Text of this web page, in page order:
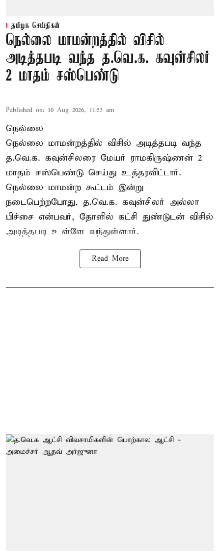
தமிழக செய்திகள்
நெல்லை மாமன்றத்தில் விசில்
அடித்தபடி வந்த த.வெ.க. கவுன்சிலர்
2 மாதம் சஸ்பெண்டு
Published on: 10 Aug 2026, 11:53 am
நெல்லை
நெல்லை மாமன்றத்தில் விசில் அடித்தபடி வந்த
த.வெ.க. கவுன்சிலரை மேயர் ராமகிருஷ்ணன் 2
மாதம் சஸ்பெண்டு செய்து உத்தரவிட்டார்.
நெல்லை மாமன்ற கூட்டம் இன்று
நடைபெற்றபோது, த.வெ.க. கவுன்சிலர் அல்லா
பிச்சை என்பவர், தோளில் கட்சி துண்டுடன் விசில்
அடித்தபடி உள்ளே வந்துள்ளார்.
Read More